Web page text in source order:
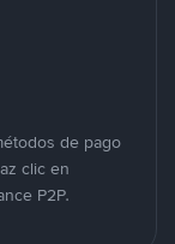
de pago
clic en
P2P.